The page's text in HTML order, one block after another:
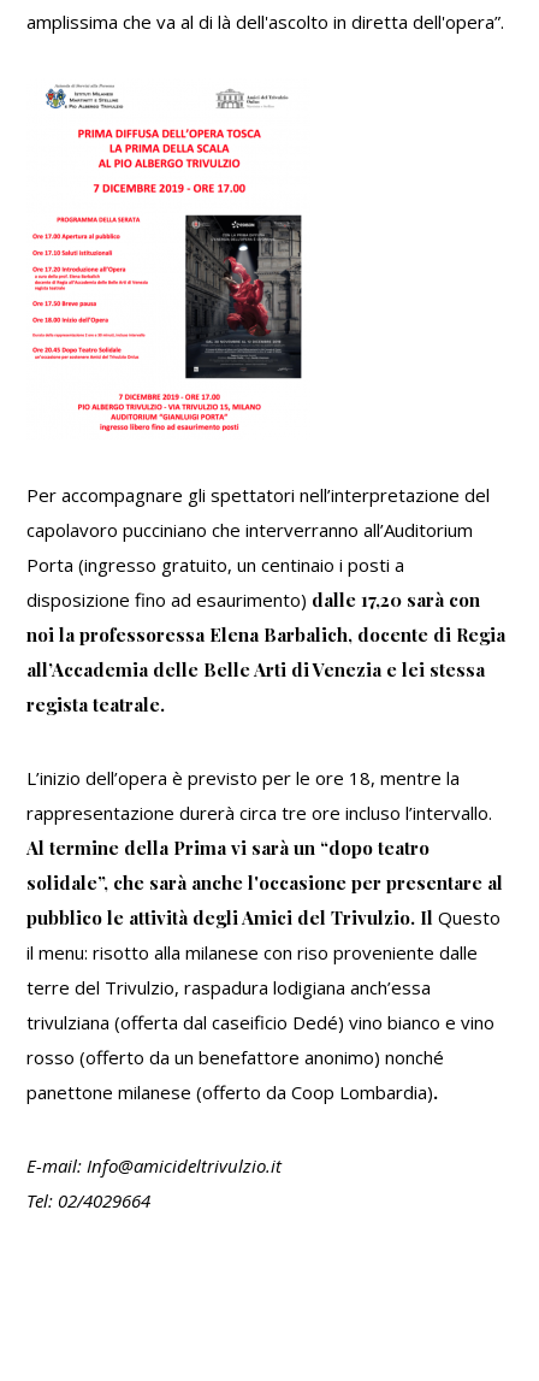
amplissima che va al di là dell'ascolto in diretta dell'opera”.
Per accompagnare gli spettatori nell’interpretazione del
capolavoro pucciniano che interverranno all’Auditorium
Porta (ingresso gratuito, un centinaio i posti a
disposizione fino ad esaurimento) dalle 17,20 sarà con
noi la professoressa Elena Barbalich, docente di Regia
all’Accademia delle Belle Arti di Venezia e lei stessa
regista teatrale.
L’inizio dell’opera è previsto per le ore 18, mentre la
rappresentazione durerà circa tre ore incluso l’intervallo.
Al termine della Prima vi sarà un “dopo teatro
solidale”, che sarà anche l'occasione per presentare al
pubblico le attività degli Amici del Trivulzio. IlQuesto
il menu: risotto alla milanese con riso proveniente dalle
terre del Trivulzio, raspadura lodigiana anch’essa
trivulziana (offerta dal caseificio Dedé) vino bianco e vino
rosso (offerto da un benefattore anonimo) nonché
panettone milanese (offerto da Coop Lombardia).
E-mail: Info@amicideltrivulzio.it
Tel: 02/4029664